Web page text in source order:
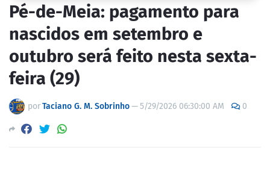
Pé-de-Meia: pagamento para
nascidos em setembro e
outubro será feito nesta sexta-
feira (29)
porTaciano G. M. Sobrinho—5/29/2026 06:30:00 AM 0